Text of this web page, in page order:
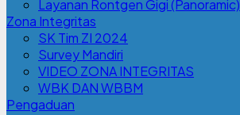
Layanan Rontgen Gigi (Panoramic)
Zona Integritas
SK Tim ZI 2024
Survey Mandiri
VIDEO ZONA INTEGRITAS
WBK DAN WBBM
Pengaduan